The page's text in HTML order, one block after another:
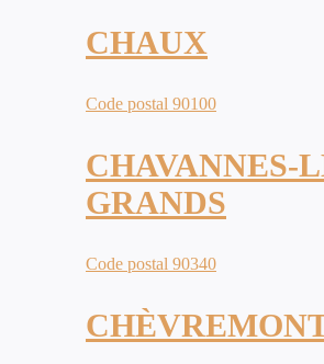
CHAUX
Code postal 90100
CHAVANNES-
GRANDS
Code postal 90340